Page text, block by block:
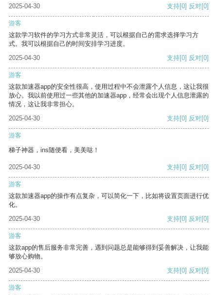
2025-04-30 支持[0] 反对[0]
游客
这款学习软件的学习方式非常灵活，可以根据自己的需求选择学习方
式。我可以根据自己的时间安排学习进度。
2025-04-30
支持[0] 反对[0]
游客
这款加速器app的安全性很高，使用过程中不会泄露个人信息，这让我很
放心。我以前使用过一些其他的加速器app，经常会出现个人信息泄露的
情况，这让我非常担心。
2025-04-30
支持[0] 反对[0]
游客
梯子神器，ins随便看，美美哒！
2025-04-30 支持[0] 反对[0]
游客
这款加速器app的操作有点复杂，可以简化一下，比如将设置页面进行优
化。
2025-04-30
支持[0] 反对[0]
游客
这款app的售后服务非常完善，遇到问题总是能够得到妥善解决，让我能
够放心购物。
2025-04-30
支持[0] 反对[0]
游客